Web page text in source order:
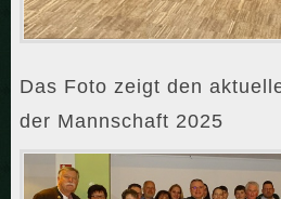
Das Foto zeigt den
der Mannschaft 2025